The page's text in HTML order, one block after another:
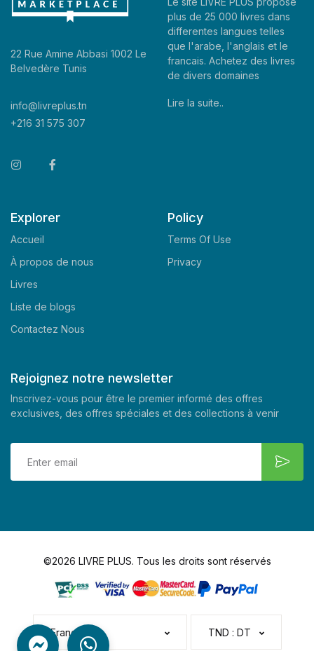
22 Rue Amine Abbasi 1002 Le
Belvedère Tunis
info@livreplus.tn
+216 31 575 307
plus de 25 000 livres dans
differentes langues telles
que l'arabe, l'anglais et le
francais. Achetez des livres
de divers domaines
Lire la suite..
Explorer
Accueil
À propos de nous
Livres
Liste de blogs
Contactez Nous
Policy
Terms Of Use
Privacy
Rejoignez notre newsletter
Inscrivez-vous pour être le premier informé des offres
exclusives, des offres spéciales et des collections à venir
©2026 LIVRE PLUS. Tous les droits sont réservés
Français TND : DT